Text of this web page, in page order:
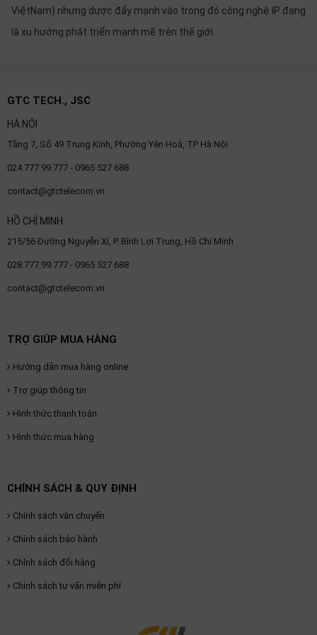
ViệtNam) nhưng dược đẩy mạnh vào trong đó công nghệ IP đang
là xu hướng phát triển mạnh mẽ trên thế giới.
GTC TECH., JSC
HÀ NỘI
Tầng 7, Số 49 Trung Kính, Phường Yên Hoà, TP Hà Nội
024.777.99.777 - 0965 527 688
contact@gtctelecom.vn
HỒ CHÍ MINH
215/56 Đường Nguyễn Xí, P. Bình Lợi Trung, Hồ Chí Minh
028.777.99.777 - 0965 527 688
contact@gtctelecom.vn
TRỢ GIÚP MUA HÀNG
Hướng dẫn mua hàng online
Trợ giúp thông tin
Hình thức thanh toán
Hình thức mua hàng
CHÍNH SÁCH & QUY ĐỊNH
Chính sách vận chuyển
Chính sách bảo hành
Chính sách đổi hàng
Chính sách tư vấn miễn phí
SP
khác
KHÁC
Giải
pháp
Dịch
vụ
Tin
tức
hệ
Tiếng
việt